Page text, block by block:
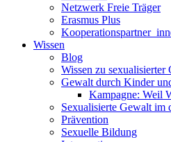
Netzwerk Freie Träger
Erasmus Plus
Wissen
Blog
Wissen zu sexualisierter
Gewalt durch Kinder
Kampagne: Weil
Sexualisierte Gewalt im
Prävention
Sexuelle Bildung